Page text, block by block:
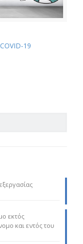
19
εκτός
και εντός του